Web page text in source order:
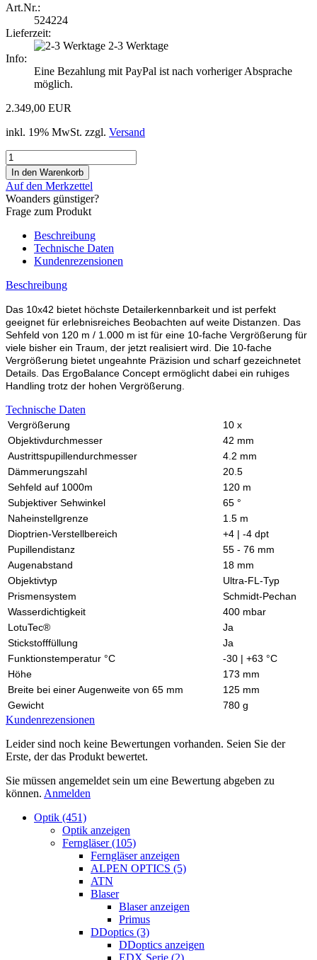
Art.Nr.:
524224
Lieferzeit:
2-3 Werktage
Info:
Eine Bezahlung mit PayPal ist nach vorheriger Absprache
möglich.
2.349,00 EUR
inkl. 19% MwSt. zzgl. Versand
Auf den Merkzettel
Woanders günstiger?
Frage zum Produkt
Beschreibung
Technische Daten
Kundenrezensionen
Beschreibung
Das 10x42 bietet höchste Detailerkennbarkeit und ist perfekt
geeignet für erlebnisreiches Beobachten auf weite Distanzen. Das
Sehfeld von 120 m / 1.000 m ist für eine 10-fache Vergrößerung für
viele bisher ein Traum, der jetzt realisiert wird. Die 10-fache
Vergrößerung bietet ungeahnte Präzision und scharf gezeichnetet
Details. Das ErgoBalance Concept ermöglicht dabei ein ruhiges
Handling trotz der hohen Vergrößerung.
Technische Daten
Vergrößerung
10 x
Objektivdurchmesser
42 mm
Austrittspupillendurchmesser
4.2 mm
Dämmerungszahl
20.5
Sehfeld auf 1000m
120 m
Subjektiver Sehwinkel
65 °
Naheinstellgrenze
1.5 m
Dioptrien-Verstellbereich
+4 | -4 dpt
Pupillendistanz
55 - 76 mm
Augenabstand
18 mm
Objektivtyp
Ultra-FL-Typ
Prismensystem
Schmidt-Pechan
Wasserdichtigkeit
400 mbar
LotuTec®
Ja
Stickstofffüllung
Ja
Funktionstemperatur °C
-30 | +63 °C
Höhe
173 mm
Breite bei einer Augenweite von 65 mm
125 mm
Gewicht
780 g
Kundenrezensionen
Leider sind noch keine Bewertungen vorhanden. Seien Sie der
Erste, der das Produkt bewertet.
Sie müssen angemeldet sein um eine Bewertung abgeben zu
können. Anmelden
Optik (451)
Optik anzeigen
Ferngläser (105)
Ferngläser anzeigen
ALPEN OPTICS (5)
ATN
Blaser
Blaser anzeigen
Primus
DDoptics (3)
DDoptics anzeigen
EDX Serie (2)